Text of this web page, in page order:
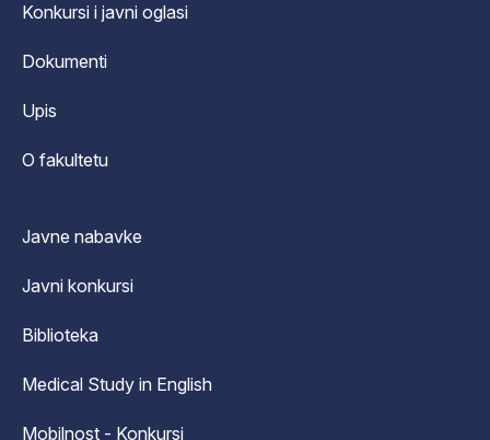
Konkursi i javni oglasi
Dokumenti
Upis
O fakultetu
Javne nabavke
Javni konkursi
Biblioteka
Medical Study in English
Mobilnost - Konkursi